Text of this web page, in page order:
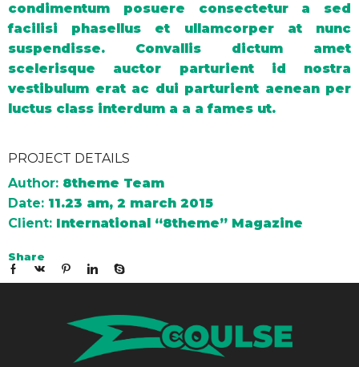
condimentum posuere consectetur a sed
facilisi phasellus et ullamcorper at nunc
suspendisse. Convallis dictum amet
scelerisque auctor parturient id nostra
vestibulum erat ac dui parturient aenean per
luctus class interdum a a a fames ut.
PROJECT DETAILS
Author: 8theme Team
Date: 11.23 am, 2 march 2015
Client: International “8theme” Magazine
Share